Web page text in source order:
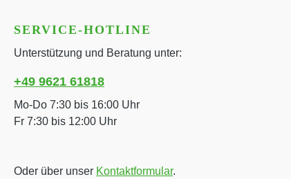
SERVICE-HOTLINE
Unterstützung und Beratung unter:
+49 9621 61818
Mo-Do 7:30 bis 16:00 Uhr
Fr 7:30 bis 12:00 Uhr
Oder über unser Kontaktformular.